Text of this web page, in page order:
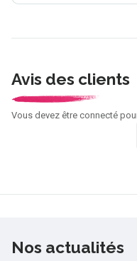
Avis des clients
Vous devez être connecté
Nos actualités